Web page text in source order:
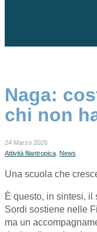
Naga:
chi non
24 Marzo 2026
Attività filantropica, News
Una scuola che
È questo, in sintesi, il
Sordi sostiene nelle
ma un